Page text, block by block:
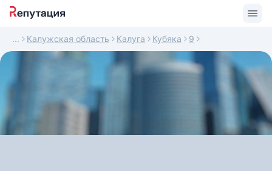
Калужская область Калуга Кубяка 9